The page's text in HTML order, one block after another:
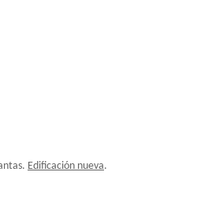
Edificación nueva.